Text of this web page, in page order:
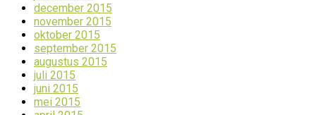
december 2015
november 2015
oktober 2015
september 2015
augustus 2015
juli 2015
juni 2015
mei 2015